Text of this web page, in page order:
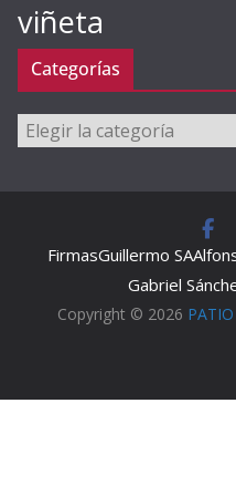
viñeta
Categorías
Categorías
FirmasGuillermo SA
Gabriel
Copyright © 2026